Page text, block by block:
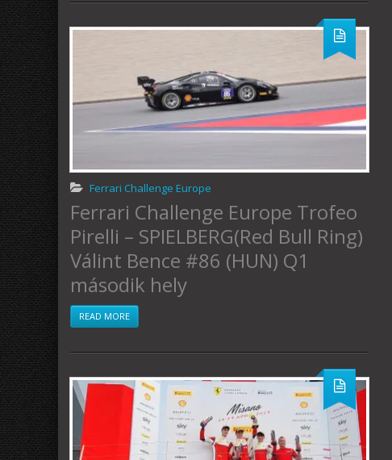
Ferrari Challenge Europe
Ferrari Challenge Europe Trofeo
Pirelli – SPIELBERG(Red Bull Ring)
Válint Bence #86 (HUN) Q1
második hely
READ MORE